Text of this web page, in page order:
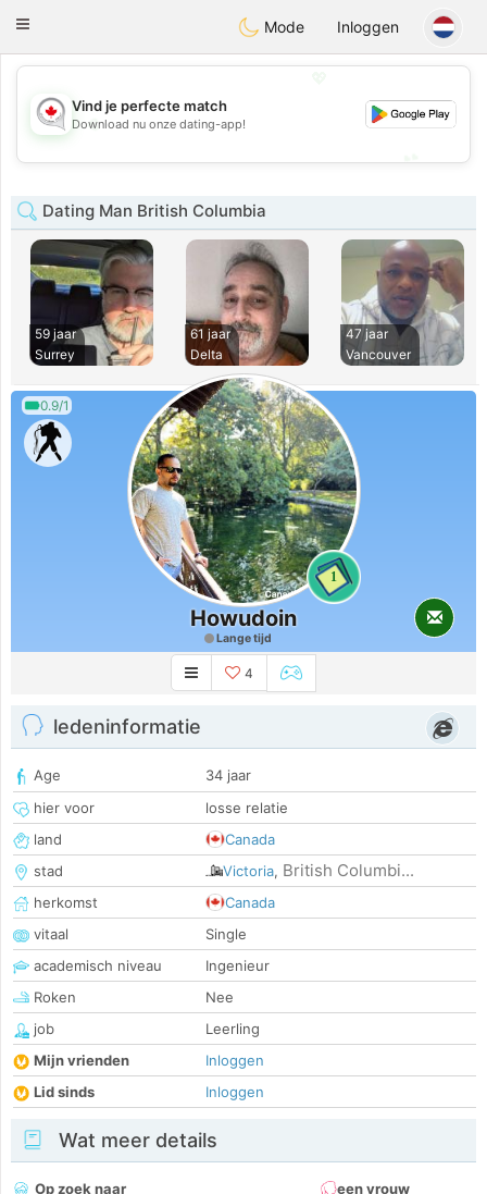
CANADIANchat
Toggle
Mode Inloggen
💖
💕
Vind je perfecte match
Download nu onze dating-app!
Dating Man British Columbia
59 jaar
Surrey
61 jaar
Delta
47 jaar
Vancouver
0.9/1
1
Howudoin
Lange tijd
4
ledeninformatie
Age
34 jaar
hier voor
losse relatie
land
Canada
stad
Victoria, British Columbi...
herkomst
Canada
vitaal
Single
academisch niveau
Ingenieur
Roken
Nee
job
Leerling
Mijn vrienden
Inloggen
Lid sinds
Inloggen
Wat meer details
Op zoek naar
een vrouw